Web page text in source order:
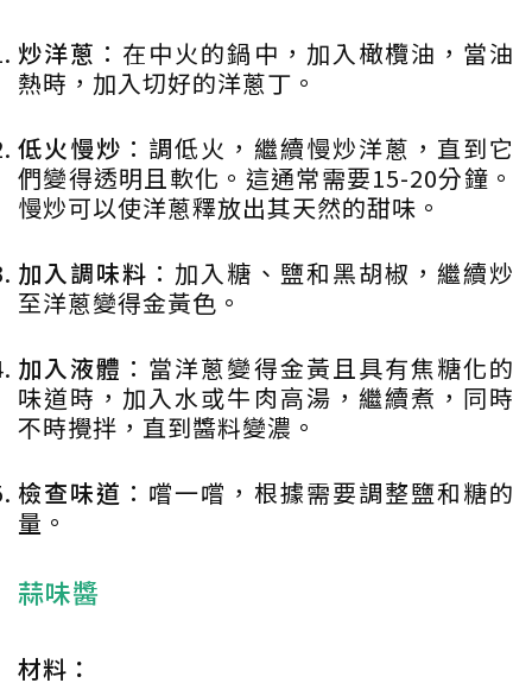
炒洋蔥 ：在中火的鍋中，加入橄欖油，當油
熱時，加入切好的洋蔥丁。
低火慢炒 ：調低火，繼續慢炒洋蔥，直到它
們變得透明且軟化。這通常需要15-20分鐘。
慢炒可以使洋蔥釋放出其天然的甜味。
加入調味料 ：加入糖、鹽和黑胡椒，繼續炒
至洋蔥變得金黃色。
加入液體 ：當洋蔥變得金黃且具有焦糖化的
味道時，加入水或牛肉高湯，繼續煮，同時
不時攪拌，直到醬料變濃。
檢查味道 ：嚐一嚐，根據需要調整鹽和糖的
量。
蒜味醬
材料：